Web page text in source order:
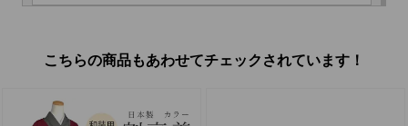
こちらの商品もあわせてチェックされています！